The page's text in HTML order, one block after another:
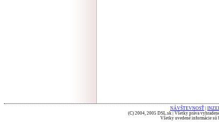
NÁVŠTEVNOSŤ
(C) 2004, 2005 DSL.sk | Všetky práva
Všetky uvedené informácie sú